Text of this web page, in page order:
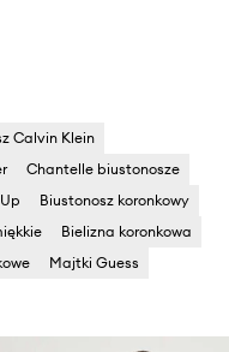
Calvin Klein
Chantelle biustonosze
Biustonosz koronkowy
Bielizna koronkowa
Majtki Guess